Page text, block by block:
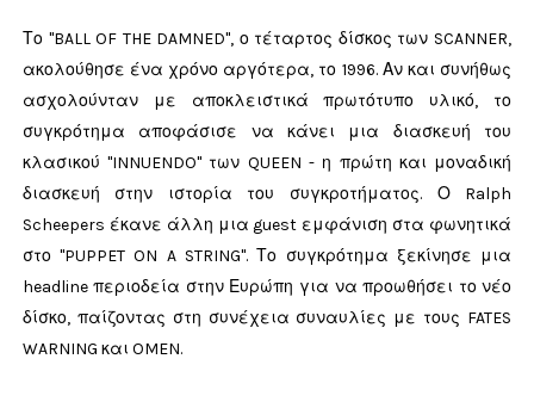
Το "BALL OF THE DAMNED", ο τέταρτος δίσκος των SCANNER,
ακολούθησε ένα χρόνο αργότερα, το 1996. Αν και συνήθως
ασχολούνταν με αποκλειστικά πρωτότυπο υλικό, το
συγκρότημα αποφάσισε να κάνει μια διασκευή του
κλασικού "INNUENDO" των QUEEN - η πρώτη και μοναδική
διασκευή στην ιστορία του συγκροτήματος. Ο Ralph
Scheepers έκανε άλλη μια guest εμφάνιση στα φωνητικά
στο "PUPPET ON A STRING". Το συγκρότημα ξεκίνησε μια
headline περιοδεία στην Ευρώπη για να προωθήσει το νέο
δίσκο, παίζοντας στη συνέχεια συναυλίες με τους FATES
WARNING και OMEN.